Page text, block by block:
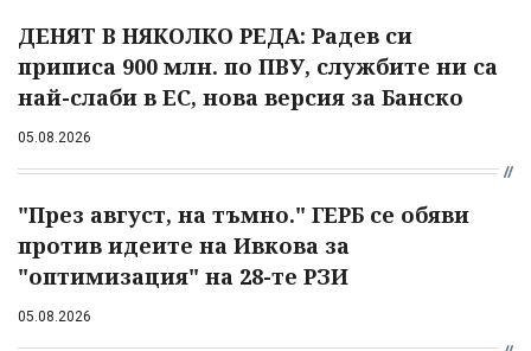
ДЕНЯТ В НЯКОЛКО РЕДА: Радев си
приписа 900 млн. по ПВУ, службите ни са
най-слаби в ЕС, нова версия за Банско
05.08.2026
"През август, на тъмно." ГЕРБ се обяви
против идеите на Ивкова за
"оптимизация" на 28-те РЗИ
05.08.2026